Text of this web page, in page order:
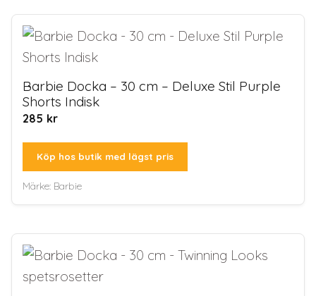
Barbie Docka – 30 cm – Deluxe Stil Purple
Shorts Indisk
285 kr
Köp hos butik med lägst pris
Märke: Barbie